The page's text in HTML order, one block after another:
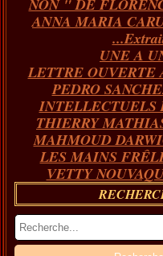
NON " DE
ANNA MARIA
UNE A
LETTRE OUVERTE
PEDRO
INTELLECTUELS
THIERRY
MAHMOUD
LES MAINS
VETTY